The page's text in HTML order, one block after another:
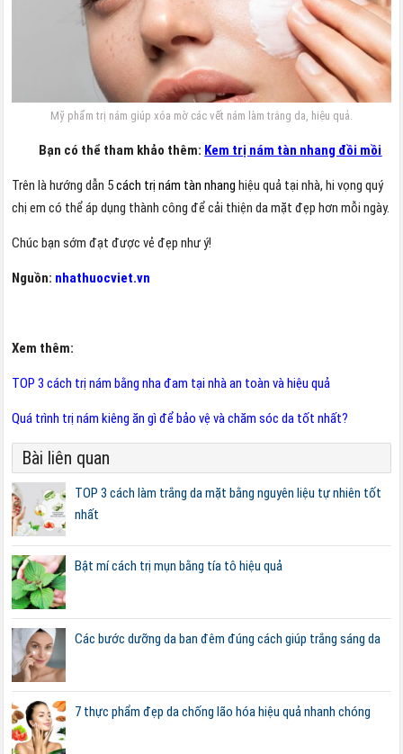
Mỹ phẩm trị nám giúp xóa mờ các vết nám làm trắng da, hiệu quả.
Bạn có thể tham khảo thêm: Kem trị nám tàn nhang đồi mồi
Trên là hướng dẫn 5cách trị nám tàn nhang hiệu quả tại nhà, hi vọng quý
chị em có thể áp dụng thành công để cải thiện da mặt đẹp hơn mỗi ngày.
Chúc bạn sớm đạt được vẻ đẹp như ý!
Nguồn: nhathuocviet.vn
Xem thêm:
TOP 3 cách trị nám bằng nha đam tại nhà an toàn và hiệu quả
Quá trình trị nám kiêng ăn gì để bảo vệ và chăm sóc da tốt nhất?
Bài liên quan
TOP 3 cách làm trắng da mặt bằng nguyên liệu tự nhiên tốt
nhất
Bật mí cách trị mụn bằng tía tô hiệu quả
Các bước dưỡng da ban đêm đúng cách giúp trắng sáng da
7 thực phẩm đẹp da chống lão hóa hiệu quả nhanh chóng